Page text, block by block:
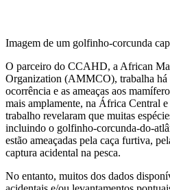
Imagem de um golfinho-corcunda
O parceiro do CCAHD, a African
Organization (AMMCO), trabalha há
ocorrência e as ameaças aos
mais amplamente, na África Central
trabalho revelaram que muitas
incluindo o golfinho-corcunda-do-
estão ameaçadas pela caça furtiva,
captura acidental na pesca.
No entanto, muitos dos dados